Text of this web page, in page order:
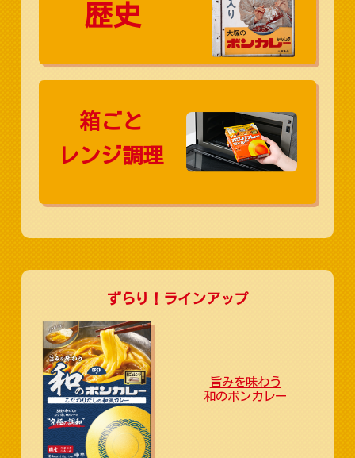
歴史
箱ごと
レンジ調理
ずらり！ラインアップ
旨みを味わう
和のボンカレー